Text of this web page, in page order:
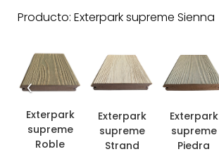
Producto: Exterpark supreme Sienna
Exterpark
supreme
Roble
Exterpark
supreme
Strand
Exterpark
supreme
Piedra
‹